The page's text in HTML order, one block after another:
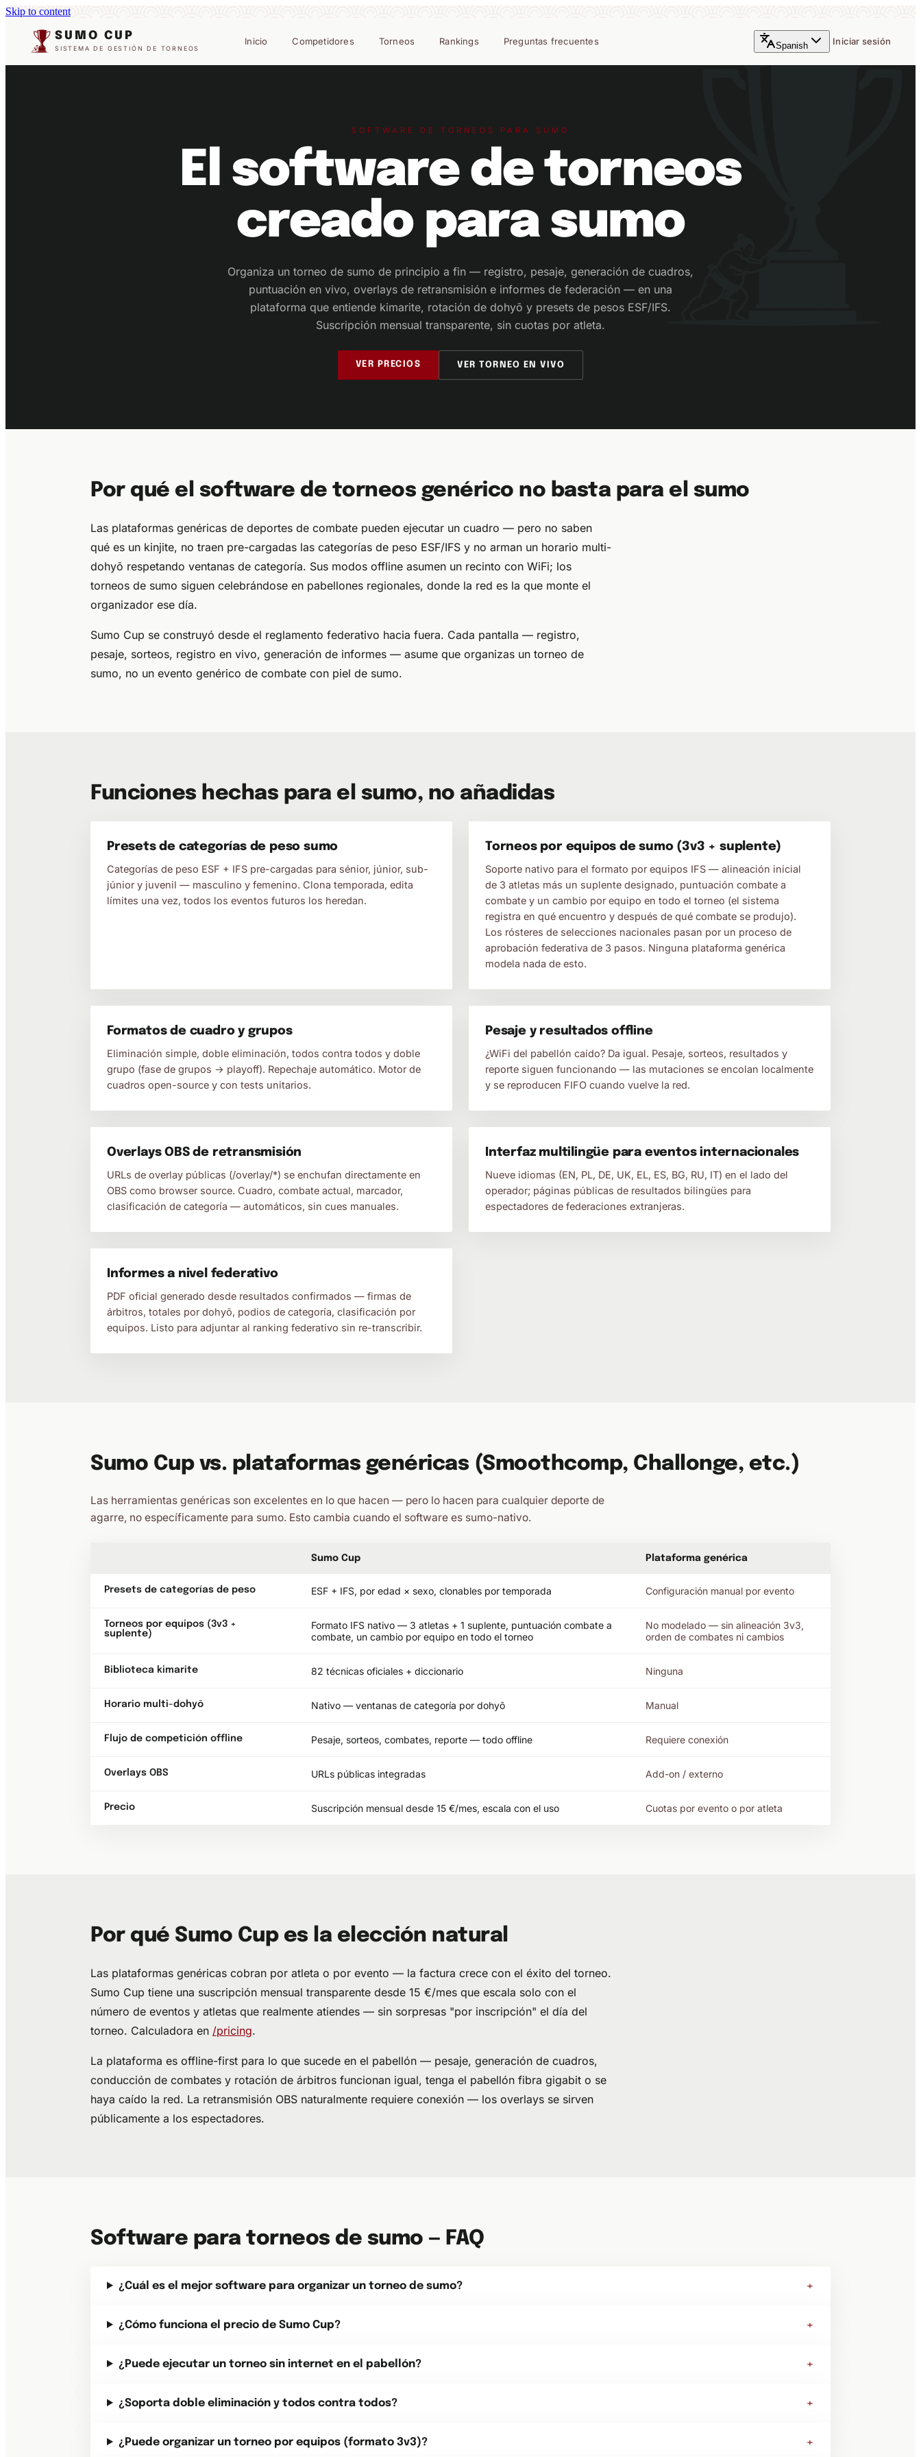
Skip to content
SUMO CUP
SISTEMA DE GESTIÓN DE TORNEOS
Inicio Competidores Torneos Rankings Preguntas frecuentes Spanish Iniciar sesión
SOFTWARE DE TORNEOS PARA SUMO
El software de torneos
creado para sumo
Organiza un torneo de sumo de principio a fin — registro, pesaje, generación de cuadros,
puntuación en vivo, overlays de retransmisión e informes de federación — en una
plataforma que entiende kimarite, rotación de dohyō y presets de pesos ESF/IFS.
Suscripción mensual transparente, sin cuotas por atleta.
VER PRECIOS VER TORNEO EN VIVO
Por qué el software de torneos genérico no basta para el sumo
Las plataformas genéricas de deportes de combate pueden ejecutar un cuadro — pero no saben
qué es un kinjite, no traen pre-cargadas las categorías de peso ESF/IFS y no arman un horario multi-
dohyō respetando ventanas de categoría. Sus modos offline asumen un recinto con WiFi; los
torneos de sumo siguen celebrándose en pabellones regionales, donde la red es la que monte el
organizador ese día.
Sumo Cup se construyó desde el reglamento federativo hacia fuera. Cada pantalla — registro,
pesaje, sorteos, registro en vivo, generación de informes — asume que organizas un torneo de
sumo, no un evento genérico de combate con piel de sumo.
Funciones hechas para el sumo, no añadidas
Presets de categorías de peso sumo
Categorías de peso ESF + IFS pre-cargadas para sénior, júnior, sub-
júnior y juvenil — masculino y femenino. Clona temporada, edita
límites una vez, todos los eventos futuros los heredan.
Torneos por equipos de sumo (3v3 + suplente)
Soporte nativo para el formato por equipos IFS — alineación inicial
de 3 atletas más un suplente designado, puntuación combate a
combate y un cambio por equipo en todo el torneo (el sistema
registra en qué encuentro y después de qué combate se produjo).
Los rósteres de selecciones nacionales pasan por un proceso de
aprobación federativa de 3 pasos. Ninguna plataforma genérica
modela nada de esto.
Formatos de cuadro y grupos
Eliminación simple, doble eliminación, todos contra todos y doble
grupo (fase de grupos → playoff). Repechaje automático. Motor de
cuadros open-source y con tests unitarios.
Pesaje y resultados offline
¿WiFi del pabellón caído? Da igual. Pesaje, sorteos, resultados y
reporte siguen funcionando — las mutaciones se encolan localmente
y se reproducen FIFO cuando vuelve la red.
Overlays OBS de retransmisión
URLs de overlay públicas (/overlay/*) se enchufan directamente en
OBS como browser source. Cuadro, combate actual, marcador,
clasificación de categoría — automáticos, sin cues manuales.
Interfaz multilingüe para eventos internacionales
Nueve idiomas (EN, PL, DE, UK, EL, ES, BG, RU, IT) en el lado del
operador; páginas públicas de resultados bilingües para
espectadores de federaciones extranjeras.
Informes a nivel federativo
PDF oficial generado desde resultados confirmados — firmas de
árbitros, totales por dohyō, podios de categoría, clasificación por
equipos. Listo para adjuntar al ranking federativo sin re-transcribir.
Sumo Cup vs. plataformas genéricas (Smoothcomp, Challonge, etc.)
Las herramientas genéricas son excelentes en lo que hacen — pero lo hacen para cualquier deporte de
agarre, no específicamente para sumo. Esto cambia cuando el software es sumo-nativo.
Sumo Cup Plataforma genérica
Presets de categorías de peso ESF + IFS, por edad × sexo, clonables por temporada Configuración manual por evento
Torneos por equipos (3v3 +
suplente)
Formato IFS nativo — 3 atletas + 1 suplente, puntuación combate a
combate, un cambio por equipo en todo el torneo
No modelado — sin alineación 3v3,
orden de combates ni cambios
Biblioteca kimarite 82 técnicas oficiales + diccionario Ninguna
Horario multi-dohyō Nativo — ventanas de categoría por dohyō Manual
Flujo de competición offline Pesaje, sorteos, combates, reporte — todo offline Requiere conexión
Overlays OBS URLs públicas integradas Add-on / externo
Precio Suscripción mensual desde 15 €/mes, escala con el uso Cuotas por evento o por atleta
Por qué Sumo Cup es la elección natural
Las plataformas genéricas cobran por atleta o por evento — la factura crece con el éxito del torneo.
Sumo Cup tiene una suscripción mensual transparente desde 15 €/mes que escala solo con el
número de eventos y atletas que realmente atiendes — sin sorpresas "por inscripción" el día del
torneo. Calculadora en /pricing.
La plataforma es offline-first para lo que sucede en el pabellón — pesaje, generación de cuadros,
conducción de combates y rotación de árbitros funcionan igual, tenga el pabellón fibra gigabit o se
haya caído la red. La retransmisión OBS naturalmente requiere conexión — los overlays se sirven
públicamente a los espectadores.
Software para torneos de sumo — FAQ
¿Cuál es el mejor software para organizar un torneo de sumo? +
¿Cómo funciona el precio de Sumo Cup? +
¿Puede ejecutar un torneo sin internet en el pabellón? +
¿Soporta doble eliminación y todos contra todos? +
¿Puede organizar un torneo por equipos (formato 3v3)? +